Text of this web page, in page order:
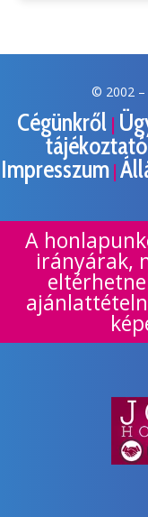
© 2002 –
Cégünkről |
tájékoztató
Impresszum|
A
irányárak,